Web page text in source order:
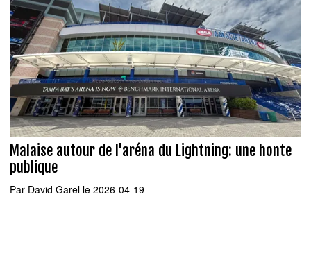
Malaise autour de l'aréna du Lightning: une honte
publique
Par David Garel le 2026-04-19